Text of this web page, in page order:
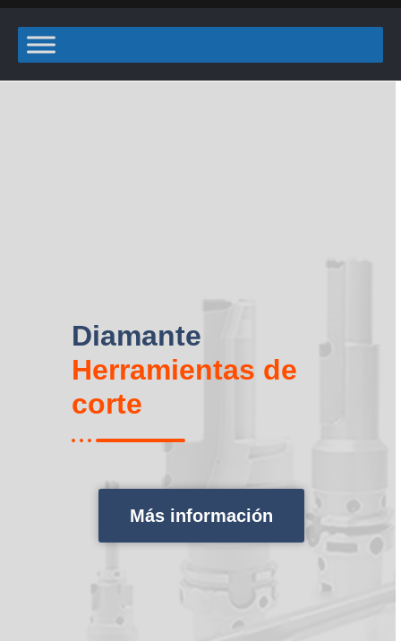
Diamante
Herramientas de
corte
Más información